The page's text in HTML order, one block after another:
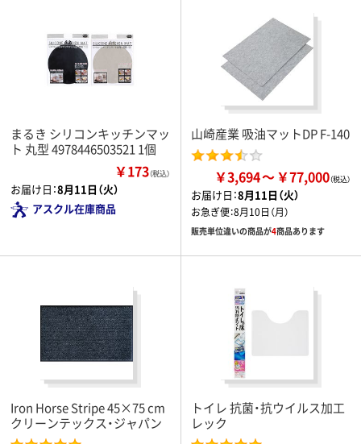
まるき シリコンキッチンマッ
ト 丸型 4978446503521 1個
￥173（税込）
お届け日：8月11日（火）
アスクル在庫商品
山崎産業 吸油マットDP F-140
￥3,694 ￥77,000
お届け日：8月11日（火）
お急ぎ便：8月10日（月）
販売単位違いの商品が4商品あります
Iron Horse Stripe 45×75 cm
クリーンテックス・ジャパン
トイレ 抗菌・抗ウイルス加工
レック